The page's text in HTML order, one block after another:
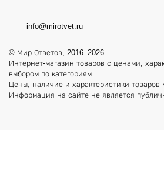
info@mirotvet.ru
© Мир Ответов, 2016–2026
Интернет-магазин товаров с ценами,
выбором по категориям.
Цены, наличие и характеристики товаров
Информация на сайте не является